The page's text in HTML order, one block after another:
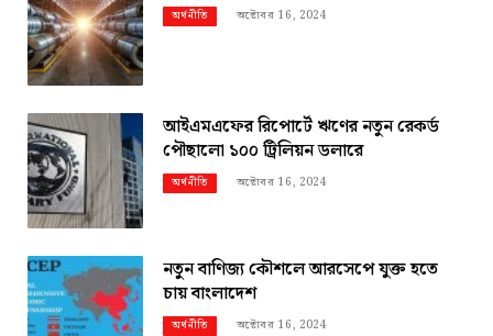
অর্থনীতি অক্টোবর 16, 2024
আইএমএফের রিপোর্টে ঋণের নতুন রেকর্ড
পৌছালো ১০০ ট্রিলিয়ন ডলারে
অর্থনীতি অক্টোবর 16, 2024
নতুন বাণিজ্য কৌশলে আরসেপে যুক্ত হতে
চায় বাংলাদেশ
অর্থনীতি অক্টোবর 16, 2024